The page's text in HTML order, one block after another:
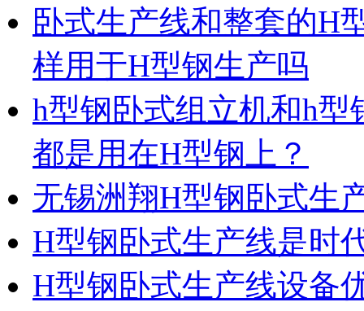
卧式生产线和整套的H
样用于H型钢生产吗
h型钢卧式组立机和h
都是用在H型钢上？
无锡洲翔H型钢卧式生
H型钢卧式生产线是时
H型钢卧式生产线设备